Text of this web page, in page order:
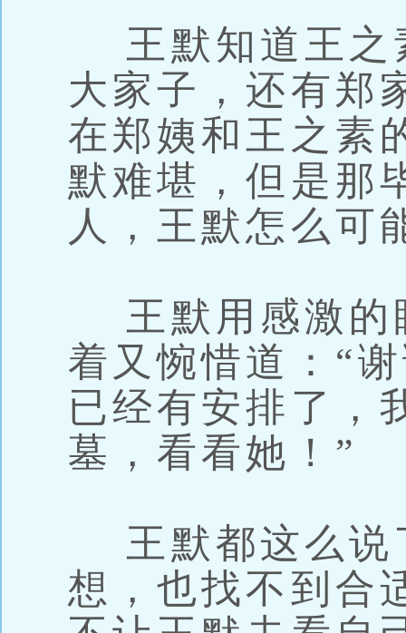
王默知道王之
大家子，还有郑
在郑姨和王之素
默难堪，但是那
人，王默怎么可
王默用感激的
着又惋惜道：“
已经有安排了，
墓，看看她！”
王默都这么说
想，也找不到合